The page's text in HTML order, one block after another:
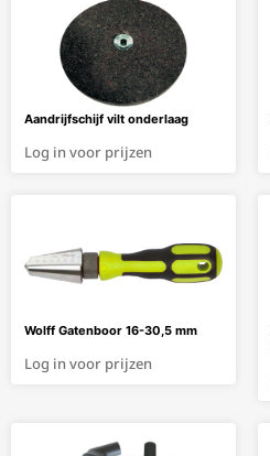
Aandrijfschijf vilt onderlaag
Log in voor prijzen
Wolff Gatenboor 16-30,5 mm
Log in voor prijzen